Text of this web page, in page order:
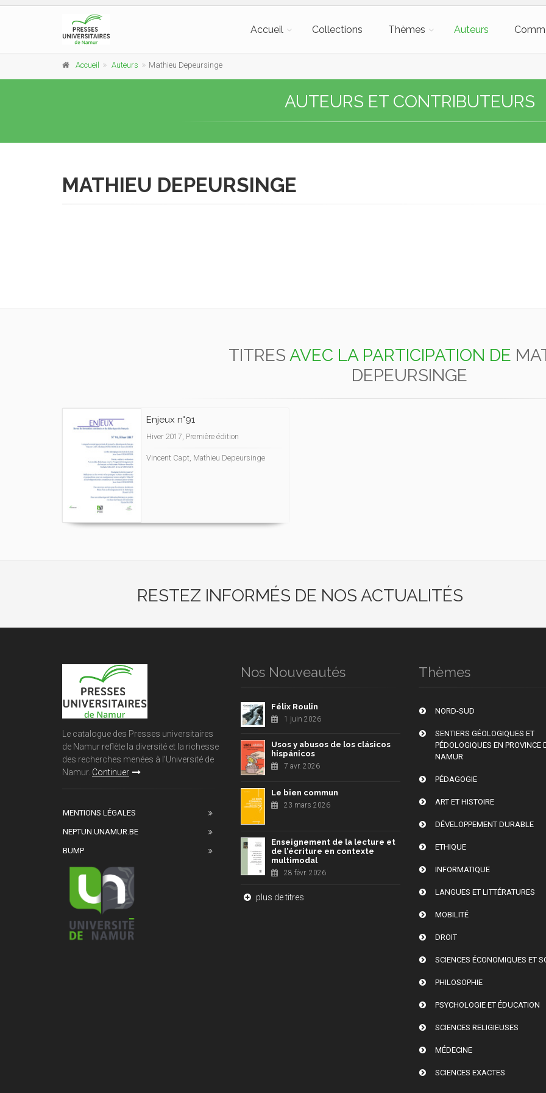
Accueil Collections Thèmes Auteurs
Accueil Auteurs Mathieu Depeursinge
AUTEURS ET CONTRIBUTEURS
MATHIEU DEPEURSINGE
TITRES AVEC LA PARTICIPATION DE
DEPEURSINGE
Enjeux n°91
Hiver 2017, Première édition
Vincent Capt, Mathieu Depeursinge
RESTEZ INFORMÉS DE NOS ACTUALITÉS
Le catalogue des Presses universitaires
de Namur reflète la diversité et la richesse
des recherches menées à l'Université de
Namur. Continuer
MENTIONS LÉGALES
NEPTUN.UNAMUR.BE
BUMP
Nos Nouveautés
Félix Roulin
1 juin 2026
Usos y abusos de los clásicos
hispánicos
7 avr. 2026
Le bien commun
23 mars 2026
Enseignement de la lecture et
de l'écriture en contexte
multimodal
28 févr. 2026
plus de titres
Thèmes
NORD-SUD
SENTIERS GÉOLOGIQUES ET
PÉDOLOGIQUES EN PROVINCE
NAMUR
PÉDAGOGIE
ART ET HISTOIRE
DÉVELOPPEMENT DURABLE
ETHIQUE
INFORMATIQUE
LANGUES ET LITTÉRATURES
MOBILITÉ
DROIT
SCIENCES ÉCONOMIQUES ET
PHILOSOPHIE
PSYCHOLOGIE ET ÉDUCATION
SCIENCES RELIGIEUSES
MÉDECINE
SCIENCES EXACTES